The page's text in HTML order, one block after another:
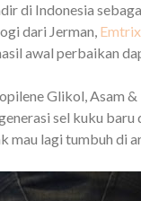
di Indonesia
dari Jerman, Emtrix
awal perbaikan
Glikol, Asam
sel kuku
mau lagi tumbuh di